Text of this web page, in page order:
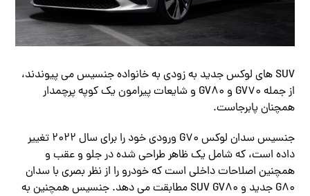
SUV های لوکس جدید به زودی به خانواده جنسیس می پیوندند،
از جمله GV70 و GV80 و شایعات پیرامون یک کوپه پرچمدار
همچنان پابرجاست.
جنسیس سدان لوکس G70 ورودی خود را برای سال 2022 تغییر
داده است، که شامل یک ظاهر طراحی شده در جلو و عقب و
همچنین اصلاحات داخلی است که خودرو را از نظر بصری با سدان
G80 جدید و SUV GV80 مطابقت می دهد. جنسیس همچنین به